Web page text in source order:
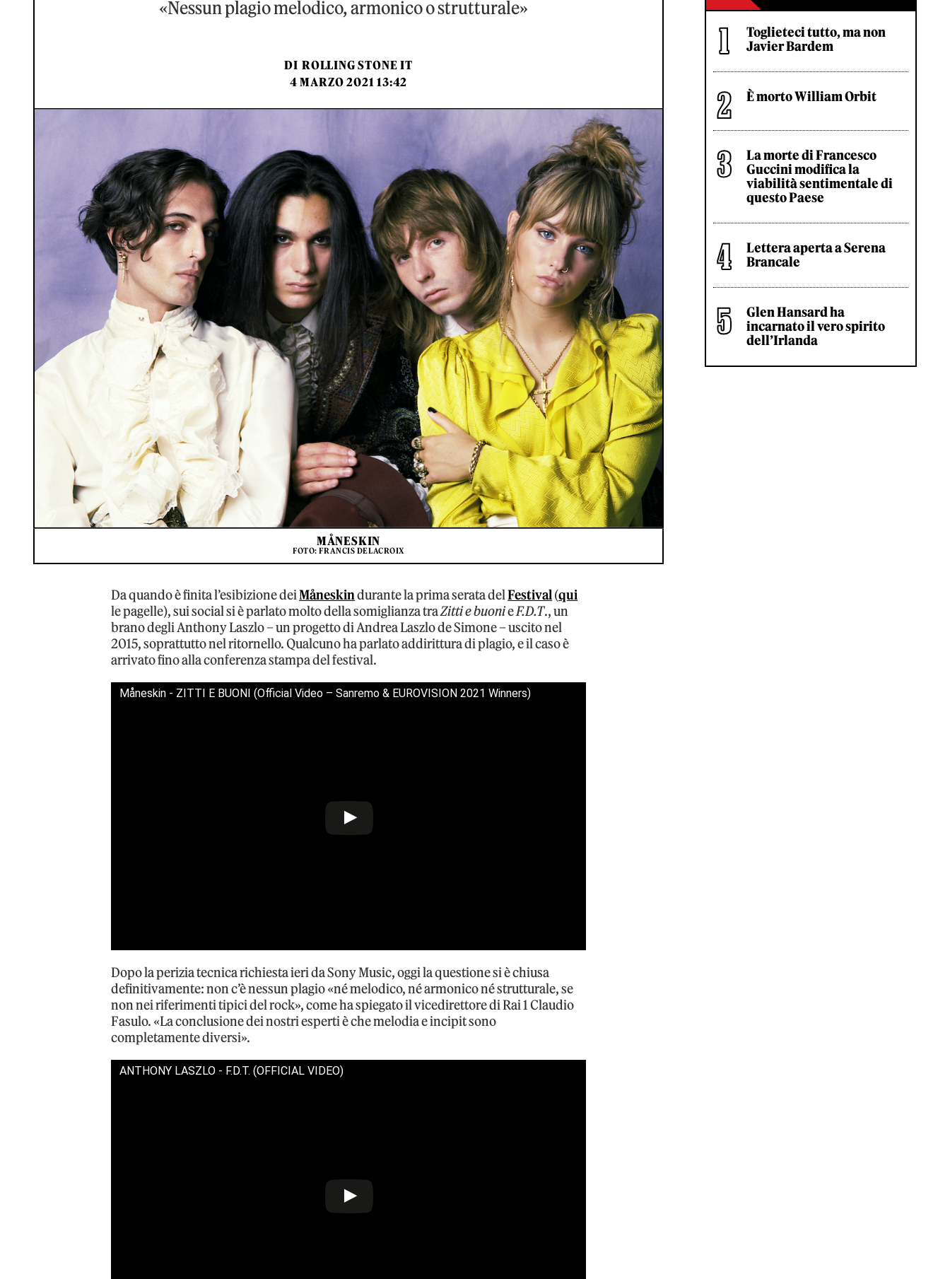
«Nessun plagio melodico, armonico o strutturale»
DI ROLLING STONE IT
4 MARZO 2021 13:42
MÅNESKIN
FOTO: FRANCIS DELACROIX
Da quando è finita l’esibizione deiMåneskindurante la prima serata delFestival(qui
le pagelle), sui social si è parlato molto della somiglianza traZitti e buonieF.D.T., un
brano degli Anthony Laszlo – un progetto di Andrea Laszlo de Simone – uscito nel
2015, soprattutto nel ritornello. Qualcuno ha parlato addirittura di plagio, e il caso è
arrivato fino alla conferenza stampa del festival.
Måneskin - ZITTI E BUONI (Official Video – Sanremo & EUROVISION 2021 Winners)
Dopo la perizia tecnica richiesta ieri da Sony Music, oggi la questione si è chiusa
definitivamente: non c’è nessun plagio «né melodico, né armonico né strutturale, se
non nei riferimenti tipici del rock», come ha spiegato il vicedirettore di Rai 1 Claudio
Fasulo. «La conclusione dei nostri esperti è che melodia e incipit sono
completamente diversi».
ANTHONY LASZLO - F.D.T. (OFFICIAL VIDEO)
Toglieteci tutto, ma non
Javier Bardem
È morto William Orbit
La morte di Francesco
Guccini modifica la
viabilità sentimentale di
questo Paese
Lettera aperta a Serena
Brancale
Glen Hansard ha
incarnato il vero spirito
dell’Irlanda